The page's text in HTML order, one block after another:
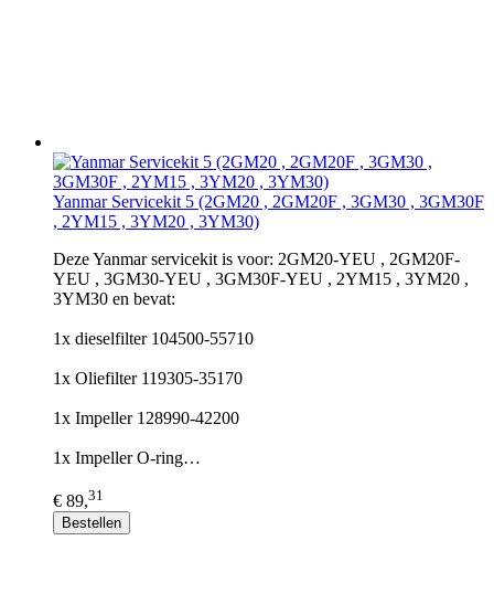
Yanmar Servicekit 5 (2GM20 , 2GM20F , 3GM30 , 3GM30F
, 2YM15 , 3YM20 , 3YM30)
Deze Yanmar servicekit is voor: 2GM20-YEU , 2GM20F-
YEU , 3GM30-YEU , 3GM30F-YEU , 2YM15 , 3YM20 ,
3YM30 en bevat:
1x dieselfilter 104500-55710
1x Oliefilter 119305-35170
1x Impeller 128990-42200
1x Impeller O-ring…
€ 89,31
Bestellen